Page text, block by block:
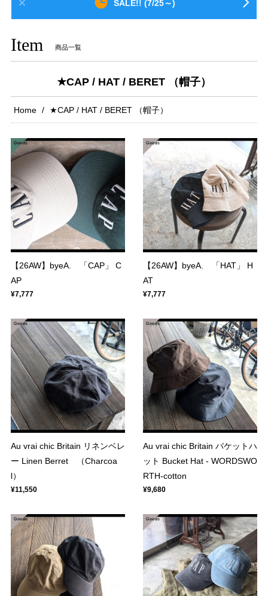
SALE!! (7/25～)
Item 商品一覧
★CAP / HAT / BERET （帽子）
Home ★CAP / HAT / BERET （帽子）
【26AW】byeA. 「CAP」 C
AP
¥7,777
【26AW】byeA. 「HAT」 H
AT
¥7,777
Au vrai chic Britain リネンベレ
ー Linen Berret （Charcoa
l）
¥11,550
Au vrai chic Britain バケットハ
ット Bucket Hat - WORDSWO
RTH-cotton
¥9,680